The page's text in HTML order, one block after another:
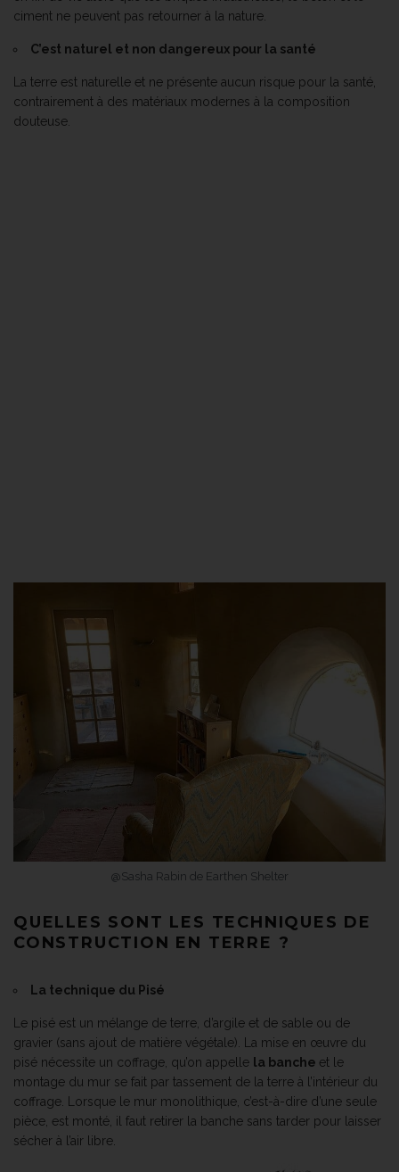
ciment ne peuvent pas retourner à la nature.
C’est naturel et non dangereux pour la santé
La terre est naturelle et ne présente aucun risque pour la santé,
contrairement à des matériaux modernes à la composition
douteuse.
@Sasha Rabin de Earthen Shelter
QUELLES SONT LES TECHNIQUES DE
CONSTRUCTION EN TERRE ?
La technique du Pisé
Le pisé est un mélange de terre, d’argile et de sable ou de
gravier (sans ajout de matière végétale). La mise en œuvre du
pisé nécessite un coffrage, qu’on appelle la banche et le
montage du mur se fait par tassement de la terre à l’intérieur du
coffrage. Lorsque le mur monolithique, c’est-à-dire d’une seule
pièce, est monté, il faut retirer la banche sans tarder pour laisser
sécher à l’air libre.